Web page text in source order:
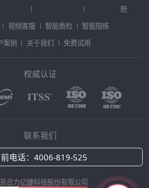
统
视频客服 智能质检
智能陪练
案例
关于我们 免费试用
权威认证
联系我们
电话：4006-819-525
合力亿捷科技股份有限公司